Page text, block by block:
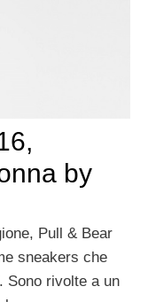
by
Pull & Bear
sneakers che
Sono rivolte a un